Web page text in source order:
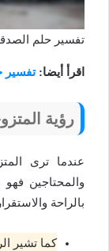
تفسير حلم
اقرأ أيضا:تفسير
رؤية
عندما ترى
والمحتاجين فهو
بالراحة
كما تشير